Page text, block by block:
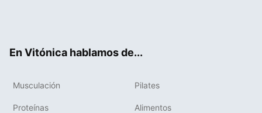
En Vitónica hablamos de...
Musculación Pilates
Proteínas Alimentos